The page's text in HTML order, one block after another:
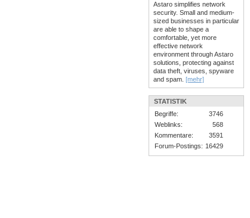
Astaro simplifies network
security. Small and medium-
sized businesses in particular
are able to shape a
comfortable, yet more
effective network
environment through Astaro
solutions, protecting against
data theft, viruses, spyware
and spam. [mehr]
STATISTIK
Begriffe:
3746
Weblinks:
568
Kommentare:
3591
Forum-Postings: 16429